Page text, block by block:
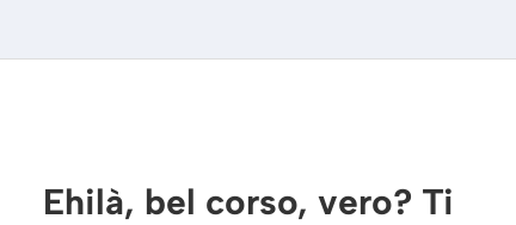
Ehilà, bel corso, vero? Ti